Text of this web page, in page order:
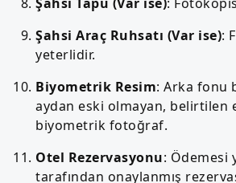
Şahsi Araç Ruhsatı (Var ise):
yeterlidir.
Biyometrik Resim: Arka fonu
aydan eski olmayan, belirtilen
biyometrik fotoğraf.
Otel Rezervasyonu: Ödemesi
tarafından onaylanmış